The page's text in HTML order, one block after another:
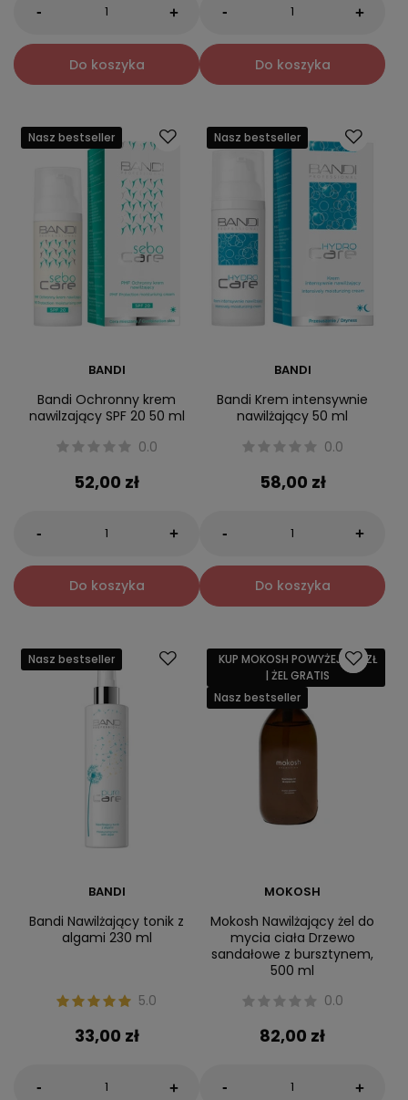
- +
Do koszyka
- +
Do koszyka
Nasz bestseller
BANDI
Bandi Ochronny krem
nawilzający SPF 20 50 ml
0.0
52,00 zł
- +
Do koszyka
Nasz bestseller
BANDI
Bandi Krem intensywnie
nawilżający 50 ml
0.0
58,00 zł
- +
Do koszyka
Nasz bestseller
BANDI
Bandi Nawilżający tonik z
algami 230 ml
5.0
33,00 zł
- +
KUP MOKOSH POWYŻEJ 159 ZŁ
| ŻEL GRATIS
Nasz bestseller
MOKOSH
Mokosh Nawilżający żel do
mycia ciała Drzewo
sandałowe z bursztynem,
500 ml
0.0
82,00 zł
- +